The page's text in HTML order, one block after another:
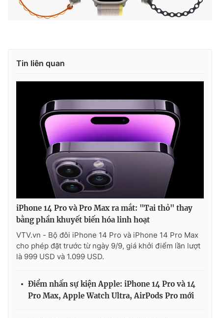
Tin liên quan
iPhone 14 Pro và Pro Max ra mắt: "Tai thỏ" thay
bằng phần khuyết biến hóa linh hoạt
VTV.vn - Bộ đôi iPhone 14 Pro và iPhone 14 Pro Max
cho phép đặt trước từ ngày 9/9, giá khởi điểm lần lượt
là 999 USD và 1.099 USD.
Điểm nhấn sự kiện Apple: iPhone 14 Pro và 14
Pro Max, Apple Watch Ultra, AirPods Pro mới